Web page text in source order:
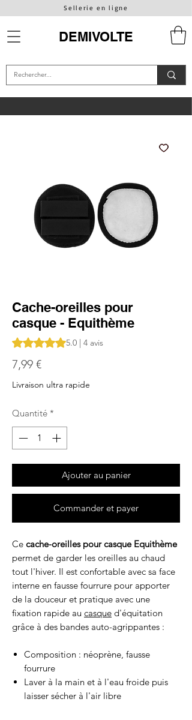
Sellerie en ligne
DEMIVOLTE
Cache-oreilles pour
casque - Equithème
La note est de 5.0 sur cinq étoiles selon 4
5.0 | 4 avis
7,99 €Prix
Livraison ultra rapide
Quantité *
Ajouter au panier
Commander et payer
Ce cache-oreilles pour casque Equithème
permet de garder les oreilles au chaud
tout l'hiver. Il est confortable avec sa face
interne en fausse fourrure pour apporter
de la douceur et pratique avec une
fixation rapide au casque d'équitation
grâce à des bandes auto-agrippantes :
Composition : néoprène, fausse
fourrure
Laver à la main et à l'eau froide puis
laisser sécher à l'air libre